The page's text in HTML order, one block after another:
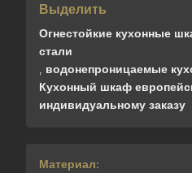
Выделить
Огнестойкие кухонные
стали
, водонепроницаемые
Кухонный шкаф
индивидуальному заказу
Материал: